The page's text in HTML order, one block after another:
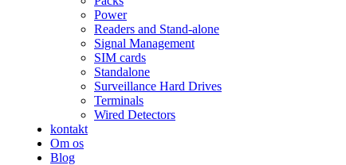
Power
Readers and Stand-alone
Signal Management
SIM cards
Standalone
Surveillance Hard Drives
Terminals
Wired Detectors
kontakt
Om os
Blog